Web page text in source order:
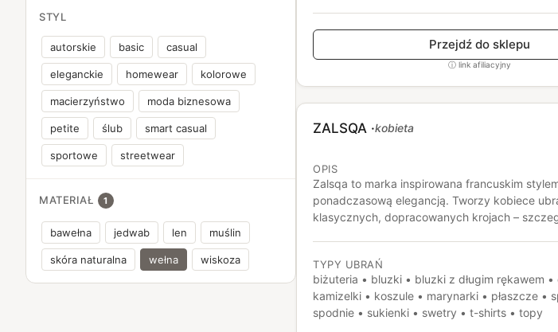
STYL
autorskie basic casual
eleganckie homewear kolorowe
macierzyństwo moda biznesowa
petite ślub smart casual
sportowe streetwear
MATERIAŁ 1
bawełna jedwab len muślin
skóra naturalna wełna wiskoza
Przejdź do sklepu
ⓘ link afiliacyjny
ZALSQA ·kobieta
OPIS
Zalsqa to marka inspirowana francuskim
ponadczasową elegancją. Tworzy kobiece
klasycznych, dopracowanych krojach –
estetyce i powstają w krótkich seriach.
TYPY UBRAŃ
biżuteria • bluzki • bluzki z długim rękawem •
kamizelki • koszule • marynarki • płaszcze •
spodnie • sukienki • swetry • t-shirts • topy